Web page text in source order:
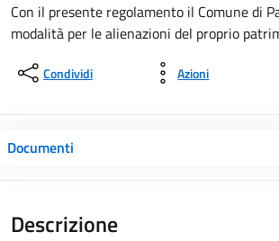
Con il presente regolamento il Comune di
modalità per le alienazioni del proprio
Condividi Azioni
Documenti
Descrizione